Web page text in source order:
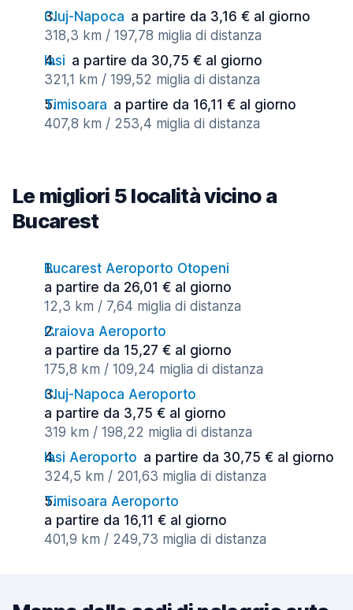
Cluj-Napoca a partire da 3,16 € al giorno
318,3 km / 197,78 miglia di distanza
Iasi a partire da 30,75 € al giorno
321,1 km / 199,52 miglia di distanza
Timisoara a partire da 16,11 € al giorno
407,8 km / 253,4 miglia di distanza
Le migliori 5 località vicino a
Bucarest
Bucarest Aeroporto Otopeni
a partire da 26,01 € al giorno
12,3 km / 7,64 miglia di distanza
Craiova Aeroporto
a partire da 15,27 € al giorno
175,8 km / 109,24 miglia di distanza
Cluj-Napoca Aeroporto
a partire da 3,75 € al giorno
319 km / 198,22 miglia di distanza
Iasi Aeroporto a partire da 30,75 € al giorno
324,5 km / 201,63 miglia di distanza
Timisoara Aeroporto
a partire da 16,11 € al giorno
401,9 km / 249,73 miglia di distanza